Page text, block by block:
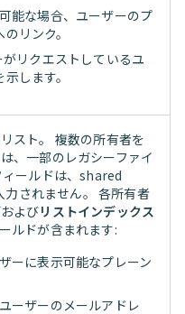
能な場合、ユーザーのプ
リンク。
リクエストしているユ
します。
スト。 複数の所有者を
、一部のレガシーファイ
ールドは、shared
されません。 各所有者
およびリストインデックス
ルドが含まれます:
ーに表示可能なプレーン
ーザーのメールアドレ